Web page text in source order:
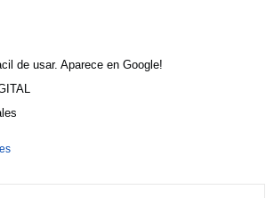
de usar. Aparece en Google!